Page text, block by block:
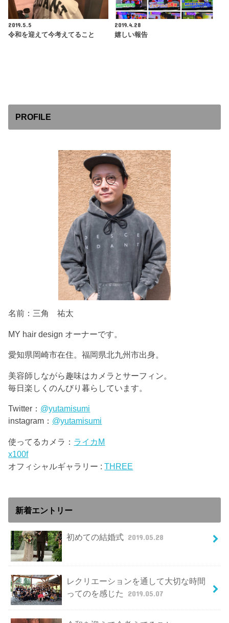
2019.5.5
令和を迎えて今考えてること
2019.4.28
嬉しい報告
PROFILE
名前：三角 祐太
MY hair design オーナーです。
愛知県岡崎市在住。福岡県北九州市出身。
美容師しながら趣味はカメラとサーフィン。
毎日楽しくのんびり暮らしています。
Twitter： @yutamisumi
instagram： @yutamisumi
使ってるカメラ： ライカM
x100f
オフィシャルギャラリー :THREE
新着エントリー
初めての結婚式 2019.05.28
レクリエーションを通して大切な時間
ってのを感じた
2019.05.07